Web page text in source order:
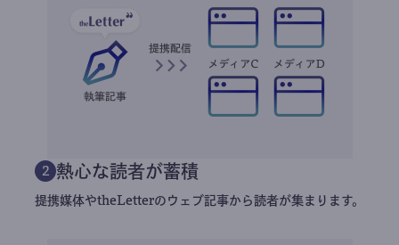
2 熱心な読者が蓄積
提携媒体やtheLetterのウェブ記事から読者が集まります。